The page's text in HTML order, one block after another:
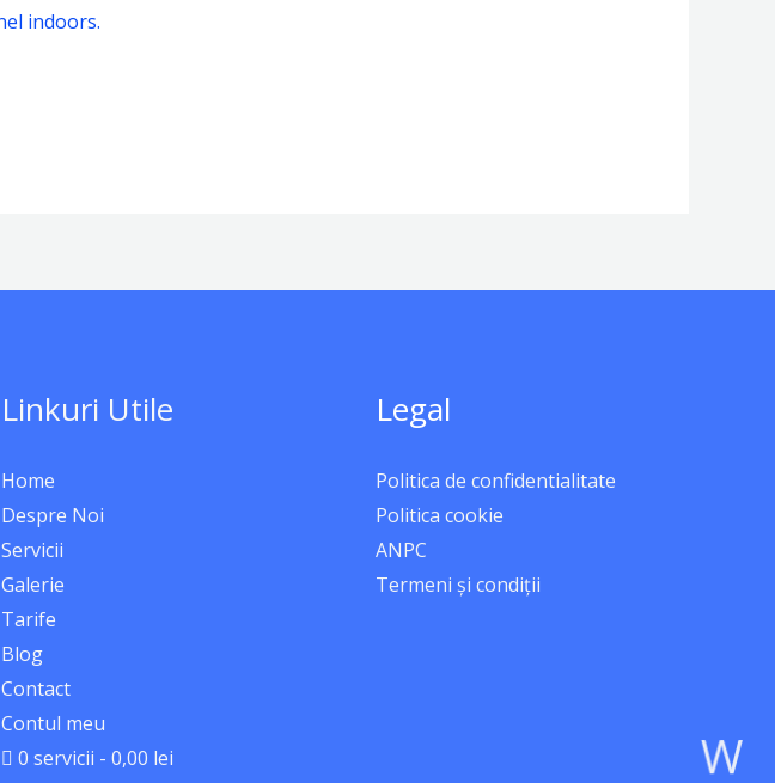
Linkuri Utile
Home
Despre Noi
Servicii
Galerie
Tarife
Blog
Contact
Contul meu
0 servicii
0,00 lei W
Legal
Politica de confidentialitate
Politica cookie
ANPC
Termeni și condiții